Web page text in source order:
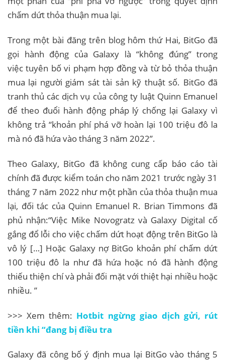
chấm dứt thỏa thuận mua lại.
Trong một bài đăng trên blog hôm thứ Hai, BitGo đã
gọi hành động của Galaxy là “không đúng” trong
việc tuyên bố vi phạm hợp đồng và từ bỏ thỏa thuận
mua lại người giám sát tài sản kỹ thuật số. BitGo đã
tranh thủ các dịch vụ của công ty luật Quinn Emanuel
để theo đuổi hành động pháp lý chống lại Galaxy vì
không trả “khoản phí phá vỡ hoàn lại 100 triệu đô la
mà nó đã hứa vào tháng 3 năm 2022”.
Theo Galaxy, BitGo đã không cung cấp báo cáo tài
chính đã được kiểm toán cho năm 2021 trước ngày 31
tháng 7 năm 2022 như một phần của thỏa thuận mua
lại, đối tác của Quinn Emanuel R. Brian Timmons đã
phủ nhận:“Việc Mike Novogratz và Galaxy Digital cố
gắng đổ lỗi cho việc chấm dứt hoạt động trên BitGo là
vô lý […] Hoặc Galaxy nợ BitGo khoản phí chấm dứt
100 triệu đô la như đã hứa hoặc nó đã hành động
thiếu thiện chí và phải đối mặt với thiệt hại nhiều hoặc
nhiều. ”
>>> Xem thêm: Hotbit ngừng giao dịch gửi, rút
tiền khi “đang bị điều tra
Galaxy đã công bố ý định mua lại BitGo vào tháng 5